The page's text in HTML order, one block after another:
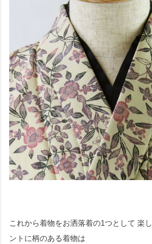
これから着物をお洒落着の1つとして 楽
ントに柄のある着物は